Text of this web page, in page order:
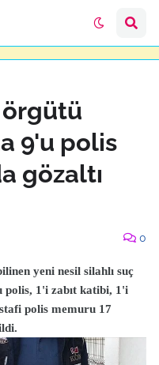
9'u polis
gözaltı
0
yeni nesil silahlı suç
1'i zabıt katibi, 1'i
polis memuru 17